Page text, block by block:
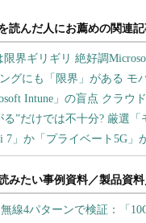
みたい事例資料／製品資
線4パターンで検証：「